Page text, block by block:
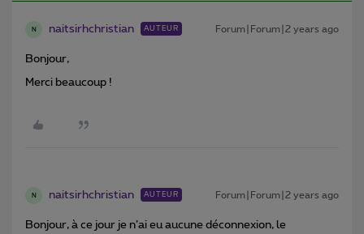
N naitsirhchristian AUTEUR Forum|Forum|2 years ago
Bonjour,
Merci beaucoup !
N naitsirhchristian AUTEUR Forum|Forum|2 years ago
Bonjour, à ce jour je n’ai eu aucune déconnexion, le